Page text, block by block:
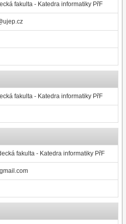
fakulta - Katedra informatiky PřF
fakulta - Katedra informatiky PřF
fakulta - Katedra informatiky PřF